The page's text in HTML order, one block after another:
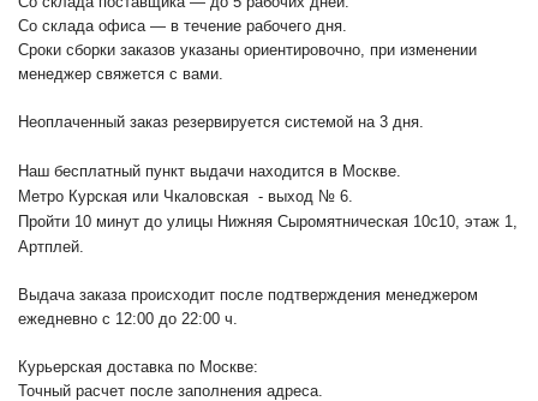
Со склада офиса — в течение рабочего дня.
Сроки сборки заказов указаны ориентировочно, при изменении
менеджер свяжется с вами.
Неоплаченный заказ резервируется системой на 3 дня.
Наш бесплатный пункт выдачи находится в Москве.
Метро Курская или Чкаловская - выход № 6.
Пройти 10 минут до улицы Нижняя Сыромятническая 10с10, этаж 1,
Артплей.
Выдача заказа происходит после подтверждения менеджером
ежедневно с 12:00 до 22:00 ч.
Курьерская доставка по Москве:
Точный расчет после заполнения адреса.